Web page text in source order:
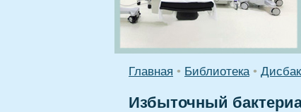
Главная • Библиотека •
Избыточный